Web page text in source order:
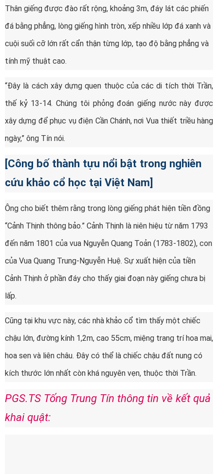
Thân giếng được đào rất rộng, khoảng 3m, đáy lát các phiến
đá bằng phẳng, lòng giếng hình tròn, xếp nhiều lớp đá xanh và
cuội suối cỡ lớn rất cẩn thận từng lớp, tạo độ bằng phẳng và
tính mỹ thuật cao.
“Đây là cách xây dựng quen thuộc của các di tích thời Trần,
thế kỷ 13-14. Chúng tôi phỏng đoán giếng nước này được
xây dựng để phục vụ điện Cần Chánh, nơi Vua thiết triều hàng
ngày,” ông Tín nói.
[Công bố thành tựu nổi bật trong nghiên
cứu khảo cổ học tại Việt Nam]
Ông cho biết thêm rằng trong lòng giếng phát hiện tiền đồng
“Cảnh Thịnh thông bảo.” Cảnh Thịnh là niên hiệu từ năm 1793
đến năm 1801 của vua Nguyễn Quang Toản (1783-1802), con
của Vua Quang Trung-Nguyễn Huệ. Sự xuất hiện của tiền
Cảnh Thịnh ở phần đáy cho thấy giai đoạn này giếng chưa bị
lấp.
Cũng tại khu vực này, các nhà khảo cổ tìm thấy một chiếc
chậu lớn, đường kính 1,2m, cao 55cm, miệng trang trí hoa mai,
hoa sen và liên châu. Đây có thể là chiếc chậu đất nung có
kích thước lớn nhất còn khá nguyên vẹn, thuộc thời Trần.
PGS.TS Tống Trung Tín thông tin về kết quả
khai quật: